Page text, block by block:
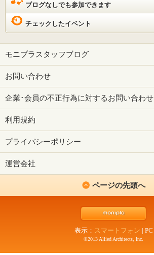
ブログなしでも参加できます
チェックしたイベント
モニプラスタッフブログ
お問い合わせ
企業･会員の不正行為に対するお問い合わせ
利用規約
プライバシーポリシー
運営会社
ページの先頭へ
表示： スマートフォン | PC
©2013 Allied Architects, Inc.